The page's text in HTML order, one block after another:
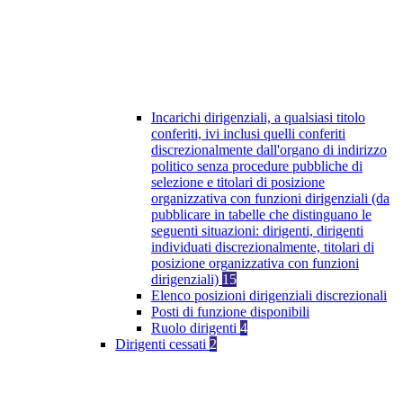
Incarichi dirigenziali, a qualsiasi titolo
conferiti, ivi inclusi quelli conferiti
discrezionalmente dall'organo di indirizzo
politico senza procedure pubbliche di
selezione e titolari di posizione
organizzativa con funzioni dirigenziali (da
pubblicare in tabelle che distinguano le
seguenti situazioni: dirigenti, dirigenti
individuati discrezionalmente, titolari di
posizione organizzativa con funzioni
dirigenziali) 15
Elenco posizioni dirigenziali discrezionali
Posti di funzione disponibili
Ruolo dirigenti 4
Dirigenti cessati 2